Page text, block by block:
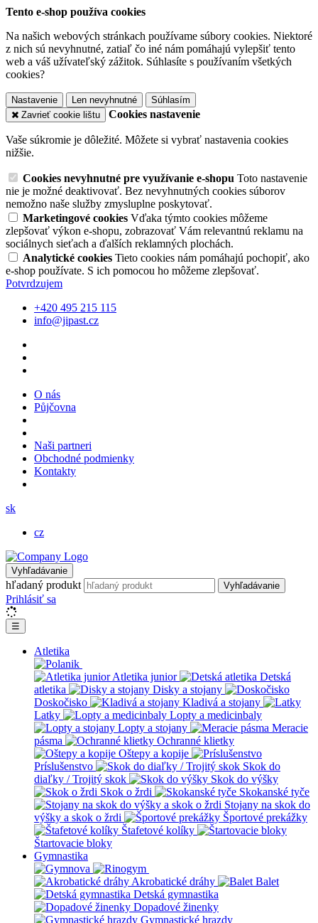
Tento e-shop používa cookies
Na našich webových stránkach používame súbory cookies. Niektoré
z nich sú nevyhnutné, zatiaľ čo iné nám pomáhajú vylepšiť tento
web a váš užívateľský zážitok. Súhlasíte s používaním všetkých
cookies?
Nastavenie Len nevyhnutné
Súhlasím
Zavrieť cookie lištu
Cookies nastavenie
Vaše súkromie je dôležité. Môžete si vybrať nastavenia cookies
nižšie.
Cookies nevyhnutné pre využívanie e-shopu Toto nastavenie
nie je možné deaktivovať. Bez nevyhnutných cookies súborov
nemožno naše služby zmysluplne poskytovať.
Marketingové cookies Vďaka týmto cookies môžeme
zlepšovať výkon e-shopu, zobrazovať Vám relevantnú reklamu na
sociálnych sieťach a ďalších reklamných plochách.
Analytické cookies Tieto cookies nám pomáhajú pochopiť, ako
e-shop používate. S ich pomocou ho môžeme zlepšovať.
Potvrdzujem
+420 495 215 115
info@jipast.cz
O nás
Půjčovna
Naši partneri
Obchodné podmienky
Kontakty
sk
cz
Vyhľadávanie
hľadaný produkt Vyhľadávanie
Prihlásiť sa
☰
Atletika
Atletika junior
Detská
atletika
Disky a stojany
Doskočisko
Kladivá a stojany
Latky
Lopty a medicinbaly
Lopty a stojany
Meracie
pásma
Ochranné klietky
Oštepy a kopije
Príslušenstvo
Skok do
diaľky / Trojitý skok
Skok do výšky
Skok o žrdi
Skokanské tyče
Stojany na skok do
výšky a skok o žrdi
Športové prekážky
Štafetové kolíky
Štartovacie bloky
Gymnastika
Akrobatické dráhy
Balet
Detská gymnastika
Dopadové žinenky
Gymnastické hrazdy